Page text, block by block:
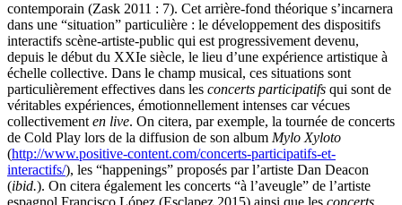
contemporain (Zask 2011 : 7). Cet arrière-fond théorique s’incarnera
dans une “situation” particulière : le développement des dispositifs
interactifs scène-artiste-public qui est progressivement devenu,
depuis le début du XXIe siècle, le lieu d’une expérience artistique à
échelle collective. Dans le champ musical, ces situations sont
particulièrement effectives dans les concerts participatifs qui sont de
véritables expériences, émotionnellement intenses car vécues
collectivement en live. On citera, par exemple, la tournée de concerts
de Cold Play lors de la diffusion de son album Mylo Xyloto
(http://www.positive-content.com/concerts-participatifs-et-
interactifs/), les “happenings” proposés par l’artiste Dan Deacon
(ibid.). On citera également les concerts “à l’aveugle” de l’artiste